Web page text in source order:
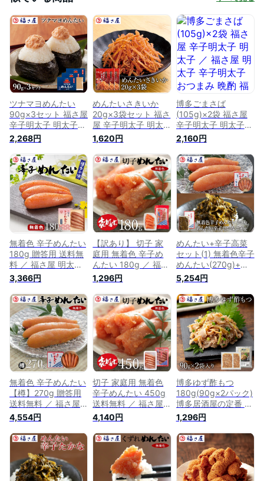
ツナマヨめんたい
90g×3セット 福さ屋
辛子明太子 明太子／
福さ屋 明太子 辛子
明太子 おつまみ 晩
酌 福岡 博多 土産 ギ
フト 贈り物 父の日
お中元 御中元 お歳
暮 【公式ストア】
2,268円
めんたいさきいか
20g×3袋セット 福さ
屋 辛子明太子 明太
子／ 福さ屋 明太子
辛子明太子 おつまみ
晩酌 福岡 博多 土産
ギフト 贈り物 父の
日 お中元 御中元 お
歳暮 敬老の日【公式
ストア】
1,620円
博多ごまさば
(105g)×2袋 福さ屋
辛子明太子 明太子
／ 福さ屋 明太子 辛
子明太子 おつまみ
晩酌 福岡 博多 土産
ギフト 贈り物 父の
日 お中元 御中元 お
歳暮 【公式ストア】
2,160円
無着色 辛子めんたい
180g 贈答用 送料無
料 ／ 福さ屋 明太子
辛子明太子 おつまみ
晩酌 福岡 博多 土産
ギフト 贈り物 父の
日 お中元 御中元 お
歳暮 【公式ストア】
3,366円
【訳あり】 切子 家
庭用 無着色 辛子め
んたい 180g ／ 福さ
屋 明太子 辛子明太
子 おつまみ 晩酌 福
岡 博多 土産 ギフト
贈り物 父の日 お中
元 御中元 お歳暮
【公式ストア】
1,296円
めんたい+辛子高菜
セット(1) 無着色辛子
めんたい(270g)+め
んたい辛子高菜
(250g) 送料無料／
福さ屋 明太子 辛子
明太子 おつまみ 晩
酌 福岡 博多 土産 ギ
フト 贈り物 父の日
お中元 御中元 お歳
暮 【公式ストア】
5,254円
無着色 辛子めんたい
【樽】270g 贈答用
送料無料 ／ 福さ屋
明太子 辛子明太子
おつまみ 晩酌 福岡
博多 土産 ギフト 贈
り物 父の日 お中元
御中元 お歳暮 【公
式ストア】
4,554円
切子 家庭用 無着色
辛子めんたい 450g
送料無料 ／ 福さ屋
明太子 辛子明太子
おつまみ 晩酌 福岡
博多 土産 ギフト 贈
り物 父の日 お中元
御中元 お歳暮 【公
式ストア】
4,140円
博多ゆず酢もつ
180g(90g×2パック)
博多居酒屋の定番 お
つまみ 福さ屋 辛子
明太子 明太子／ 福
さ屋 明太子 辛子明
太子 おつまみ 晩酌
福岡 博多 土産 ギフ
ト 贈り物 父の日 お
中元 御中元 お歳暮
1,296円